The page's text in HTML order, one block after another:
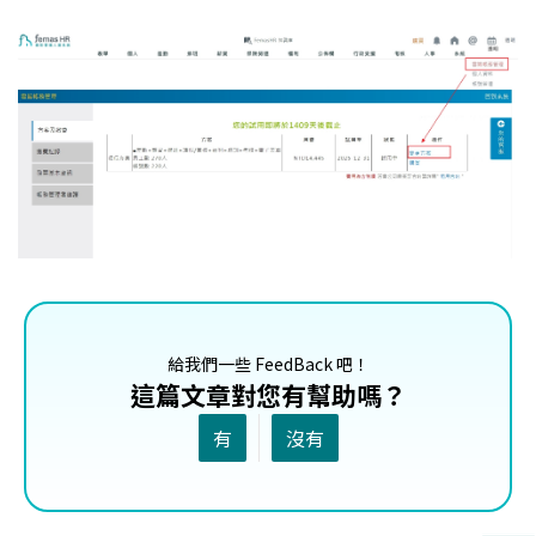
給我們一些 FeedBack 吧！
這篇文章對您有幫助嗎？
有 沒有